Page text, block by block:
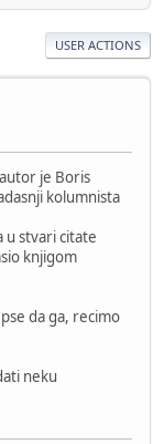
USER ACTIONS
je Boris
kolumnista
u stvari citate
knjigom
da ga, recimo
neku